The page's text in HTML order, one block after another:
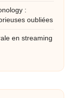
:
oubliées
en streaming